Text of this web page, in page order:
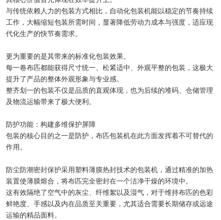
与传统依赖人力的包装方式相比，自动化包装机能以稳定的节奏持续
工作，大幅缩短包装所需时间，显著降低劳动力成本与强度，适应现
代化生产的快节奏需求。
更为重要的是其带来的标准化包装效果。
每一卷布匹都能获得尺寸统一、松紧适中、外观平整的包装，这极大
提升了产品的整体外观形象与专业感。
整齐划一的包装不仅是品质的直观体现，也为后续的堆码、仓储管理
及物流运输带来了极大便利。
防护功能：构建多维保护屏障
包装的核心目的之一是防护，布匹包装机在此方面发挥着不可替代的
作用。
防尘防潮密封保护采用塑料薄膜热封技术的包装机，通过精准的加热
装置使薄膜熔合，将布匹完全密封在一个洁净干燥的环境中。
这有效隔绝了空气中的灰尘、纤维絮以及湿气，对于维持布匹的色彩
鲜艳度、手感以及内在品质至关重要，尤其适合需要长期储存或远途
运输的精品面料。